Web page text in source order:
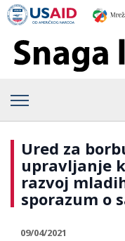
Ured za
upravljanje
razvoj
sporazum o
09/04/2021